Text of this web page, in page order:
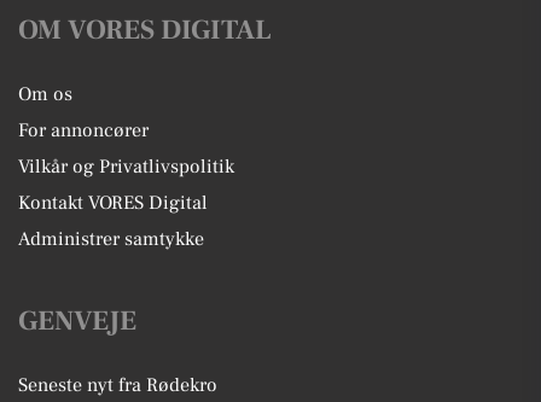
OM VORES DIGITAL
Om os
For annoncører
Vilkår og Privatlivspolitik
Kontakt VORES Digital
Administrer samtykke
GENVEJE
Seneste nyt fra Rødekro